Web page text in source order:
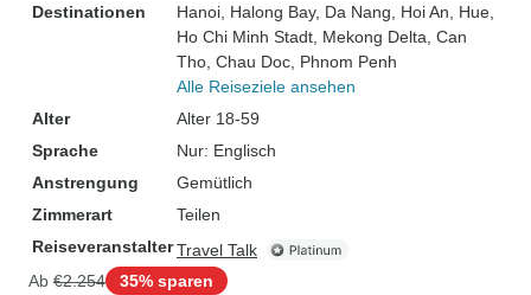
Destinationen
Hanoi , Halong Bay, Da Nang , Hoi An , Hue
Ho Chi Minh Stadt , Mekong Delta , Can
Tho , Chau Doc , Phnom Penh
Alle Reiseziele ansehen
Alter
Alter 18-59
Sprache
Nur: Englisch
Anstrengung
Gemütlich
Zimmerart
Teilen
ReiseveranstalterTravel Talk
Ab €2.254 35% sparen